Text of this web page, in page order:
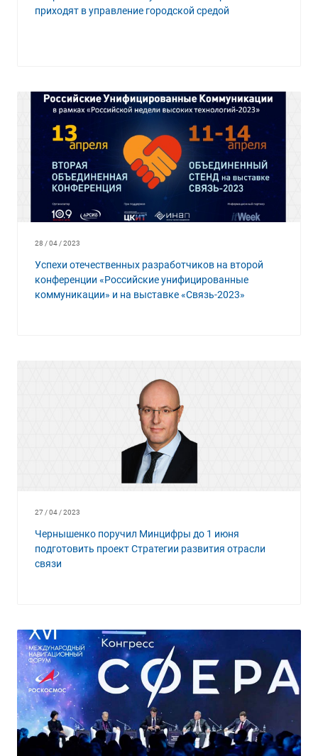
приходят в управление городской средой
28 / 04 / 2023
Успехи отечественных разработчиков на второй
конференции «Российские унифицированные
коммуникации» и на выставке «Связь-2023»
27 / 04 / 2023
Чернышенко поручил Минцифры до 1 июня
подготовить проект Стратегии развития отрасли
связи